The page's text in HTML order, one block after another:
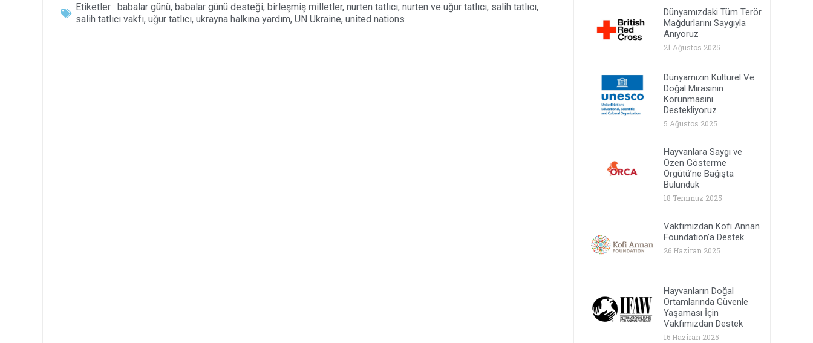
Etiketler : babalar günü, babalar günü desteği, birleşmiş milletler, nurten tatlıcı, nurten ve uğur tatlıcı, salih tatlıcı,
salih tatlıcı vakfı, uğur tatlıcı, ukrayna halkına yardım, UN Ukraine, united nations
Dünyamızdaki Tüm Terör
Mağdurlarını Saygıyla
Anıyoruz
21 Ağustos 2025
Dünyamızın Kültürel Ve
Doğal Mirasının
Korunmasını
Destekliyoruz
5 Ağustos 2025
Hayvanlara Saygı ve
Özen Gösterme
Örgütü’ne Bağışta
Bulunduk
18 Temmuz 2025
Vakfımızdan Kofi Annan
Foundation’a Destek
26 Haziran 2025
Hayvanların Doğal
Ortamlarında Güvenle
Yaşaması İçin
Vakfımızdan Destek
16 Haziran 2025